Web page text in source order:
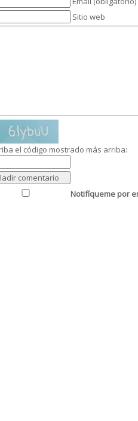
Sitio web
el código mostrado más arriba:
Notifíqueme por